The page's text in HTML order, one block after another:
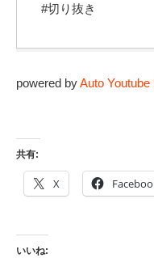
#切り抜き
powered byAuto
共有:
X
いいね: